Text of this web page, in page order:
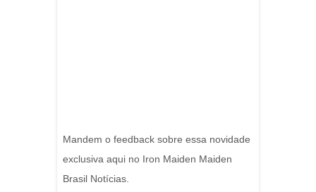
Mandem o feedback sobre essa novidade
exclusiva aqui no Iron Maiden Maiden
Brasil Notícias.